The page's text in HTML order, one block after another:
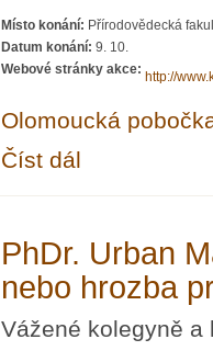
Místo konání: Přírodovědecká
Datum konání: 9. 10.
Webové stránky akce:
http://
Olomoucká
Číst dál
PhDr. Urban
nebo hrozba
Vážené kolegyně a